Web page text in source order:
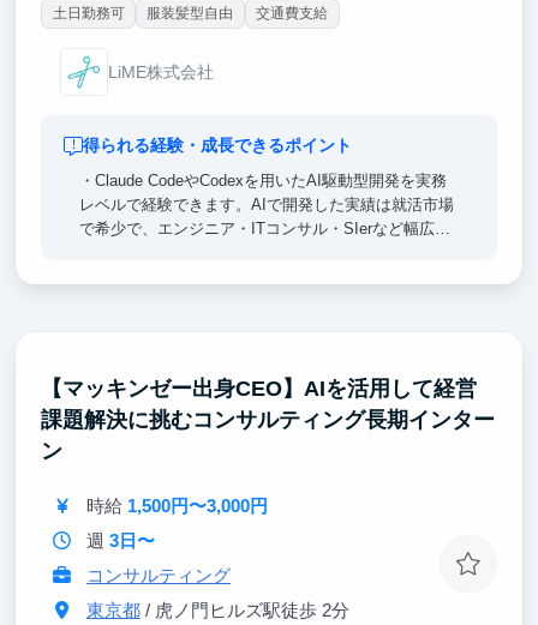
土日勤務可
服装髪型自由 交通費支給
LiME株式会社
得られる経験・成長できるポイント
・Claude CodeやCodexを用いたAI駆動型開発を実務
レベルで経験できます。AIで開発した実績は就活市場
で希少で、エンジニア・ITコンサル・SIerなど幅広い
・経営幹部陣と直接議論しながらプロジェクトを動か
戦略職を目指す方にも特に価値の高い環境です。
【マッキンゼー出身CEO】AIを活用して経営
課題解決に挑むコンサルティング長期インター
ン
時給 1,500円〜3,000円
週 3日〜
コンサルティング
東京都/ 虎ノ門ヒルズ駅徒歩 2分